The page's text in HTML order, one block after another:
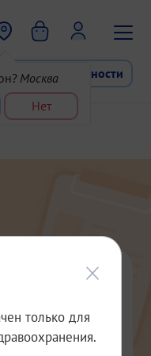
Москва
Нет
лояльности
на
только для